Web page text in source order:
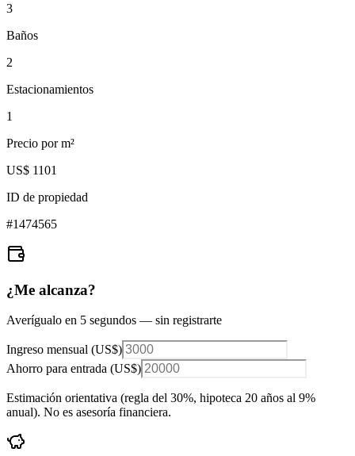
3
Baños
2
Estacionamientos
1
Precio por m²
US$ 1101
ID de propiedad
#1474565
¿Me alcanza?
Averígualo en 5 segundos — sin registrarte
Ingreso mensual (US$)
Ahorro para entrada (US$)
Estimación orientativa (regla del 30%, hipoteca 20 años al 9%
anual). No es asesoría financiera.